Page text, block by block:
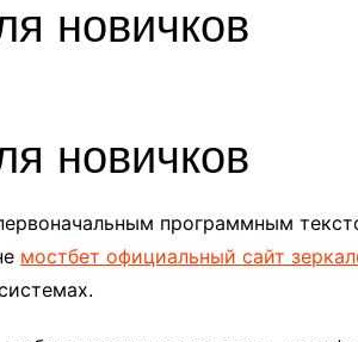
новичков
новичков
программным
мостбет официальный сайт